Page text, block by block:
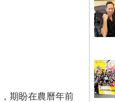
期盼在農曆年前